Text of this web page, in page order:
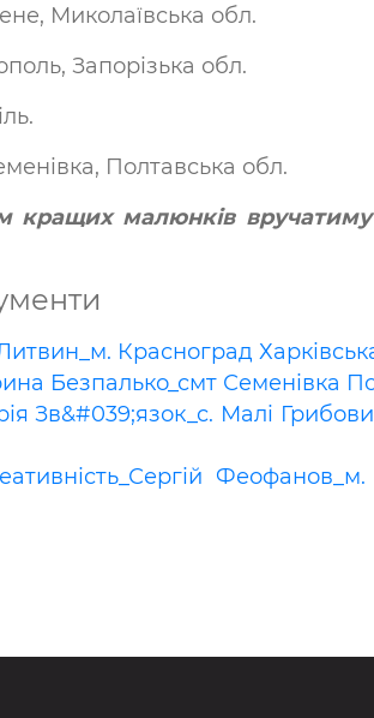
Миколаївська обл.
Запорізька обл.
Полтавська обл.
кращих малюнків
Красноград
Безпалько_смт Семенівка
Зв&#039;язок_с. Малі